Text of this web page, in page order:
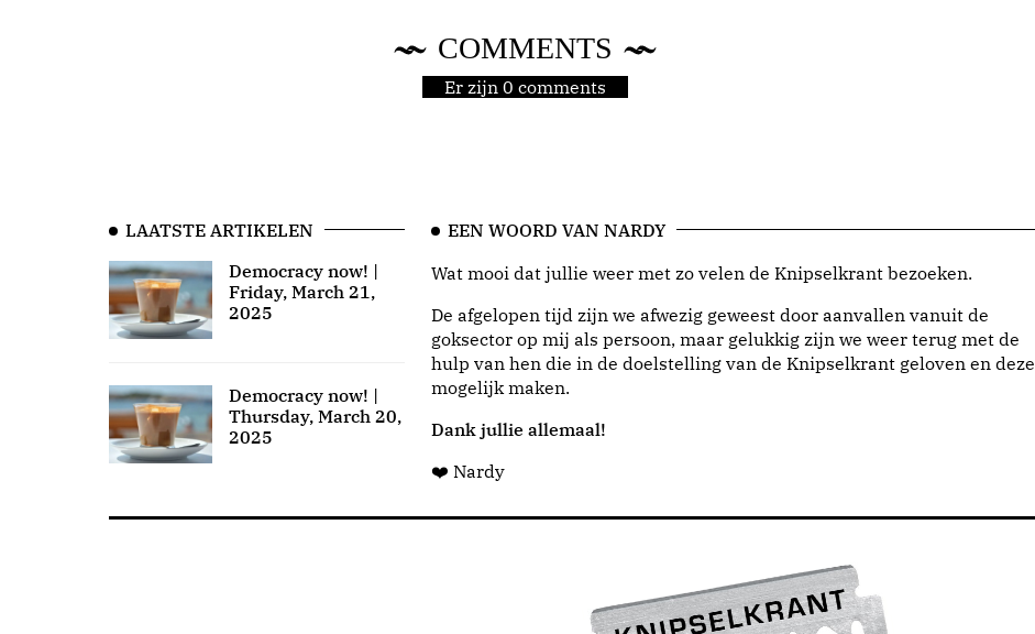
COMMENTS
Er zijn 0 comments
LAATSTE ARTIKELEN
Democracy now! |
Friday, March 21,
2025
Democracy now! |
Thursday, March 20,
2025
EEN WOORD VAN NARDY
Wat mooi dat jullie weer met zo velen de Knipselkrant bezoeken.
De afgelopen tijd zijn we afwezig geweest door aanvallen vanuit de
goksector op mij als persoon, maar gelukkig zijn we weer terug met de
hulp van hen die in de doelstelling van de Knipselkrant geloven en deze
mogelijk maken.
Dank jullie allemaal!
❤️ Nardy